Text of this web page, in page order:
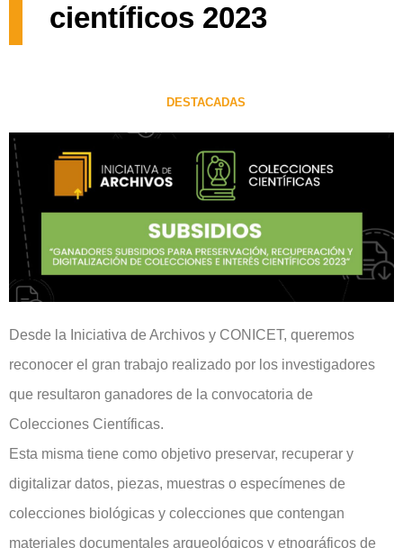
científicos 2023
DESTACADAS
Desde la Iniciativa de Archivos y CONICET, queremos
reconocer el gran trabajo realizado por los investigadores
que resultaron ganadores de la convocatoria de
Colecciones Científicas.
Esta misma tiene como objetivo preservar, recuperar y
digitalizar datos, piezas, muestras o especímenes de
colecciones biológicas y colecciones que contengan
materiales documentales arqueológicos y etnográficos de